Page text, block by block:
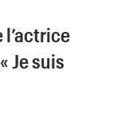
Je suis